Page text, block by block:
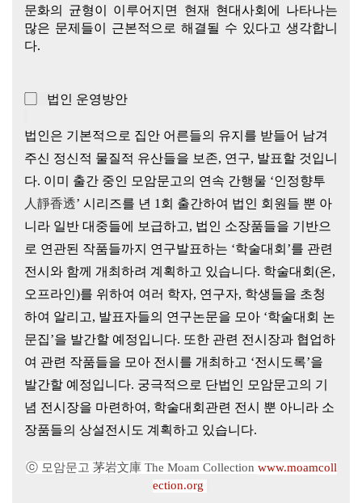
문화의 균형이 이루어지면 현재 현대사회에 나타나는
많은 문제들이 근본적으로 해결될 수 있다고 생각합니
다.
▢ 법인 운영방안
법인은 기본적으로 집안 어른들의 유지를 받들어 남겨
주신 정신적 물질적 유산들을 보존, 연구, 발표할 것입니
다. 이미 출간 중인 모암문고의 연속 간행물 ‘인정향투
人靜香透’ 시리즈를 년 1회 출간하여 법인 회원들 뿐 아
니라 일반 대중들에 보급하고, 법인 소장품들을 기반으
로 연관된 작품들까지 연구발표하는 ‘학술대회’를 관련
전시와 함께 개최하려 계획하고 있습니다. 학술대회(온,
오프라인)를 위하여 여러 학자, 연구자, 학생들을 초청
하여 알리고, 발표자들의 연구논문을 모아 ‘학술대회 논
문집’을 발간할 예정입니다. 또한 관련 전시장과 협업하
여 관련 작품들을 모아 전시를 개최하고 ‘전시도록’을
발간할 예정입니다. 궁극적으로 단법인 모암문고의 기
념 전시장을 마련하여, 학술대회관련 전시 뿐 아니라 소
장품들의 상설전시도 계획하고 있습니다.
ⓒ 모암문고 茅岩文庫 The Moam Collection www.moamcoll
ection.org